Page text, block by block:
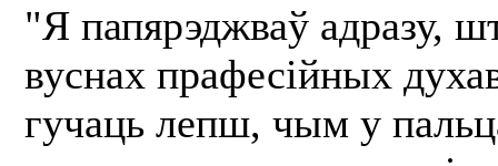
"Я папярэджваў адразу,
вуснах прафесійных
гучаць лепш, чым у